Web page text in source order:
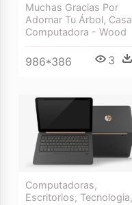
Muchas Gracias Por
Adornar Tu Árbol,
Computadora - Wood
986*386 3
Computadoras,
Escritorios, Tecnologia,